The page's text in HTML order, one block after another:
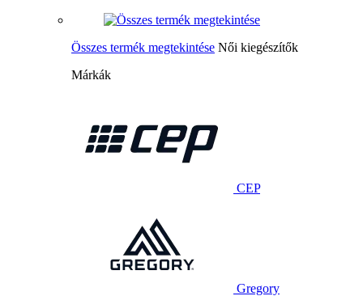
Összes termék megtekintése Női kiegészítők
Márkák
CEP
Gregory